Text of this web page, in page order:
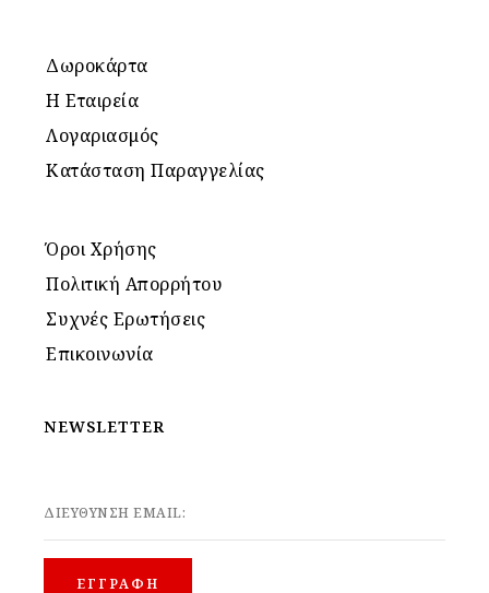
Δωροκάρτα
Η Εταιρεία
Λογαριασμός
Κατάσταση Παραγγελίας
Όροι Χρήσης
Πολιτική Απορρήτου
Συχνές Ερωτήσεις
Επικοινωνία
NEWSLETTER
ΔΙΕΥΘΥΝΣΗ EMAIL: